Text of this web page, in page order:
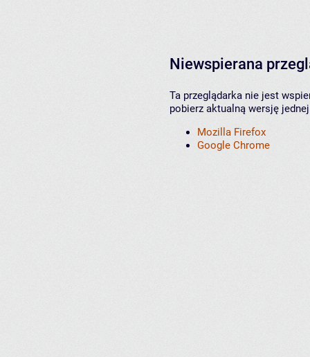
Niewspierana
Ta przeglądarka nie jest
pobierz aktualną wersję
Mozilla Firefox
Google Chrome